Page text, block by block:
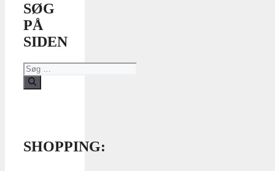
SØG
PÅ
SIDEN
Søg
efter:
SHOPPING: